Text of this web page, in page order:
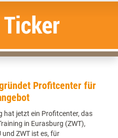
Profitcenter für
hat jetzt ein Profitcenter, das
in Eurasburg (ZWT),
ZWT ist es, für